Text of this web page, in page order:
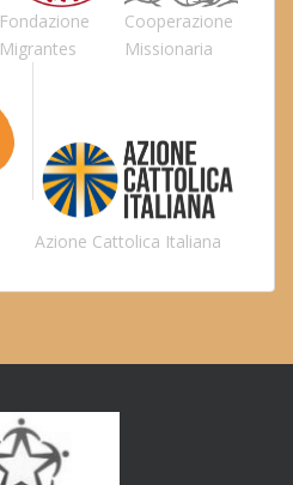
Fondazione
Migrantes
Cooperazione
Missionaria
Azione Cattolica Italiana